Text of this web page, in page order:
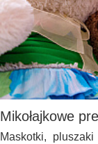
Mikołajkowe
Maskotki,